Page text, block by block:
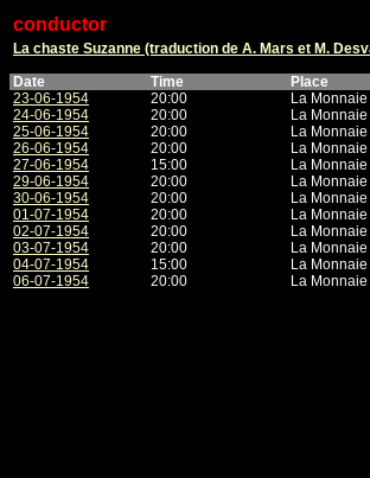
conductor
La chaste Suzanne (traduction de A. Mars et M.
Date
Time
Place
23-06-1954
20:00
La
24-06-1954
20:00
La
25-06-1954
20:00
La
26-06-1954
20:00
La
27-06-1954
15:00
La
29-06-1954
20:00
La
30-06-1954
20:00
La
01-07-1954
20:00
La
02-07-1954
20:00
La
03-07-1954
20:00
La
04-07-1954
15:00
La
06-07-1954
20:00 La